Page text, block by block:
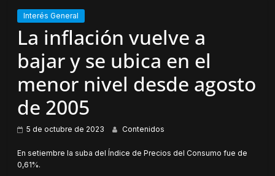
Interés General
La inflación vuelve a
bajar y se ubica en el
menor nivel desde agosto
de 2005
5 de octubre de 2023 Contenidos
En setiembre la suba del Índice de Precios del Consumo fue de
0,61%.